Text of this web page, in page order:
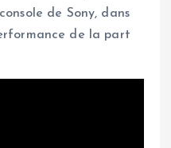
de Sony, dans
de la part